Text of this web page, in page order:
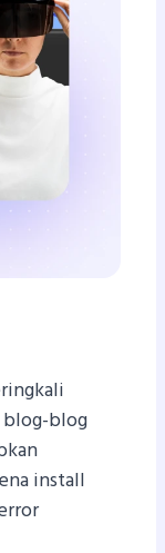
blog-blog
install